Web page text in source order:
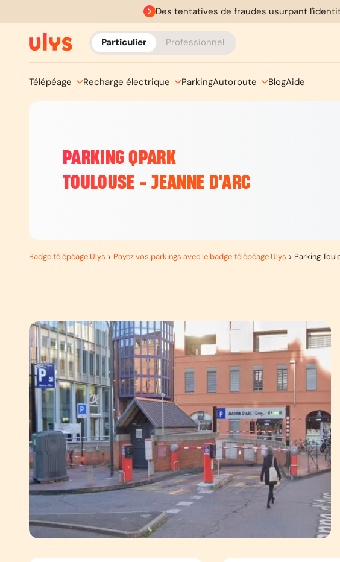
Des tentatives de fraudes usurpant
Particulier Professionnel
Télépéage Recharge électrique ParkingAutoroute BlogAide
PARKING QPARK
TOULOUSE - JEANNE D'ARC
Badge télépéage Ulys > Payez vos parkings avec le badge télépéage Ulys > Parking